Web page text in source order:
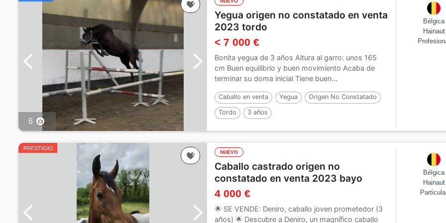
6
Yegua origen no constatado en venta
2023 tordo
< 7 000 €
Bonita yegua de 3 años Altura al garro: unos 165
cm Buen equilibrio y buen movimiento Acaba de
terminar su doma inicial Tiene buen...
Caballo en venta Yegua Origen No Constatado
Tordo 3 años
Bélgica
Hainaut
PRESTIGIO
NUEVO
Caballo castrado origen no
constatado en venta 2023 bayo
4 000 €
🌟 SE VENDE: Deniro, caballo joven prometedor (3
años) 🌟 Descubre a Deniro, un magnífico caballo
Bélgica
Hainaut